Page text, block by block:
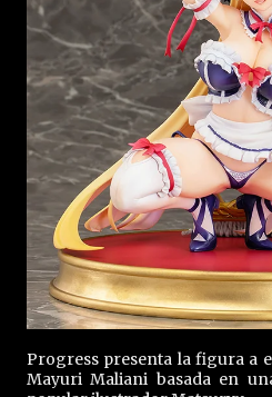
Progress presenta la figura a
Mayuri Maliani basada en